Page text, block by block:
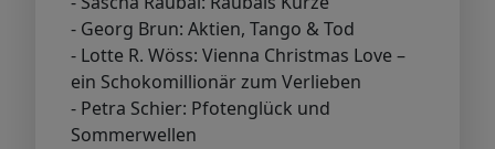
- Georg Brun: Aktien, Tango & Tod
- Lotte R. Wöss: Vienna Christmas Love –
ein Schokomillionär zum Verlieben
- Petra Schier: Pfotenglück und
Sommerwellen